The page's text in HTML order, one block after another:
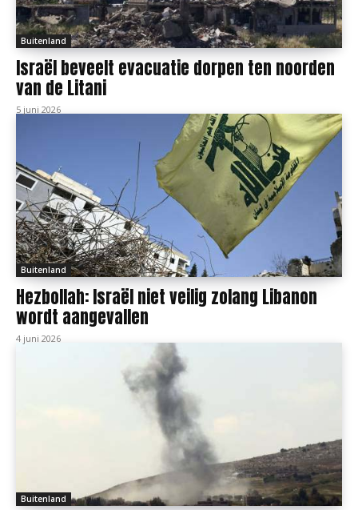
Buitenland
Israël beveelt evacuatie dorpen ten noorden
van de Litani
5 juni 2026
Buitenland
Hezbollah: Israël niet veilig zolang Libanon
wordt aangevallen
4 juni 2026
Buitenland